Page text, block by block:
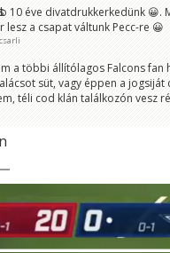
Biztos divatdrukkerek, nem? 😀 😀 😀
vontod
10 éve divatdrukkerkedünk 😀.
lesz a csapat váltunk Pecc-re 😀
a többi állítólagos Falcons fan
süt, vagy éppen a jogsiját
téli cod klán találkozón vesz